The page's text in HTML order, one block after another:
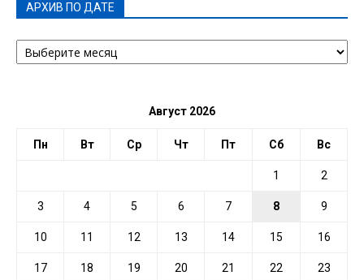
АРХИВ ПО ДАТЕ
АРХИВ
ПО
Август 2026
Пн Вт Ср Чт Пт Сб Вс
1 2
3 4 5 6 7 8 9
10 11 12 13 14 15 16
17 18 19 20 21 22 23